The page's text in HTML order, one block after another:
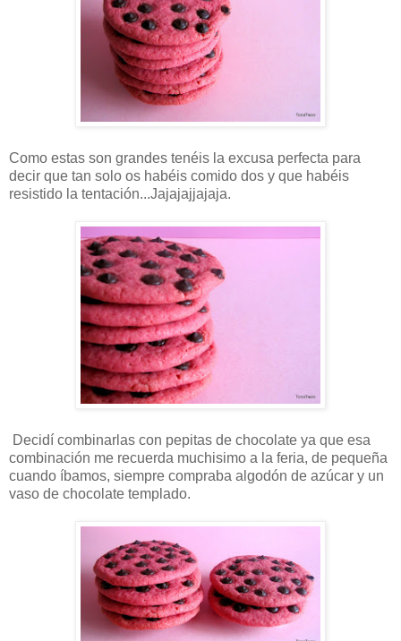
Como estas son grandes tenéis la excusa perfecta para
decir que tan solo os habéis comido dos y que habéis
resistido la tentación...Jajajajjajaja.
Decidí combinarlas con pepitas de chocolate ya que esa
combinación me recuerda muchisimo a la feria, de pequeña
cuando íbamos, siempre compraba algodón de azúcar y un
vaso de chocolate templado.